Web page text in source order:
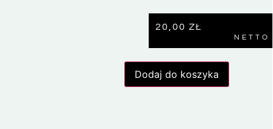
20,00 ZŁ
NETTO
Dodaj do koszyka